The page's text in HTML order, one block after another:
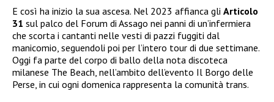
E così ha inizio la sua ascesa. Nel 2023 affianca gli Articolo
31 sul palco del Forum di Assago nei panni di un’infermiera
che scorta i cantanti nelle vesti di pazzi fuggiti dal
manicomio, seguendoli poi per l’intero tour di due settimane.
Oggi fa parte del corpo di ballo della nota discoteca
milanese The Beach, nell’ambito dell’evento Il Borgo delle
Perse, in cui ogni domenica rappresenta la comunità trans.